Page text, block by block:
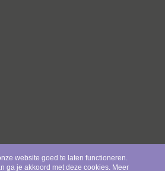
website goed te laten functioneren.
ga je akkoord met deze cookies. Meer